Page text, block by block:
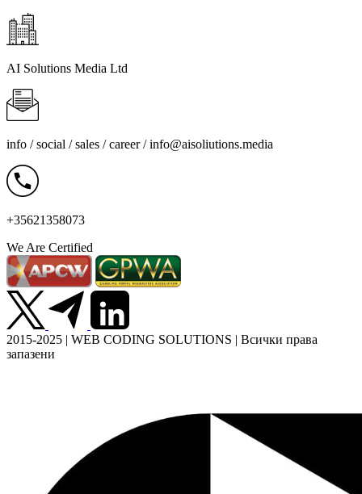
AI Solutions Media Ltd
info / social / sales / career /info@aisoliutions.media
+35621358073
We Are Certified
2015-2025 | WEB CODING SOLUTIONS | Всички права
запазени